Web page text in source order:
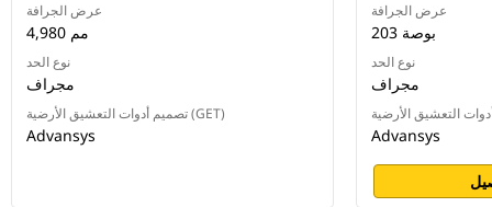
عرض الجرافة
4,980 مم
نوع الحد
مجراف
تصميم أدوات التعشيق الأرضية (GET)
Advansys
عرض الجرافة
203 بوصة
نوع الحد
مجراف
Advansys